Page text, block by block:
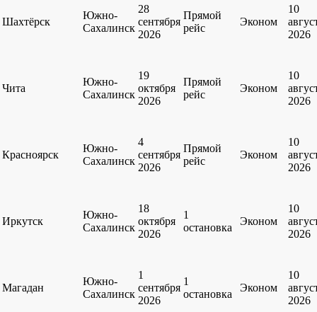
Шахтёрск
Южно-
Сахалинск
28
сентября
2026
Прямой
рейс
Эконом
10
2026
Чита
Южно-
Сахалинск
19
октября
2026
Прямой
рейс
Эконом
10
2026
Красноярск
Южно-
Сахалинск
4
сентября
2026
Прямой
рейс
Эконом
10
2026
Иркутск
Южно-
Сахалинск
18
октября
2026
1
остановка
Эконом
10
2026
Магадан
Южно-
Сахалинск
1
сентября
2026
1
остановка
Эконом
10
2026